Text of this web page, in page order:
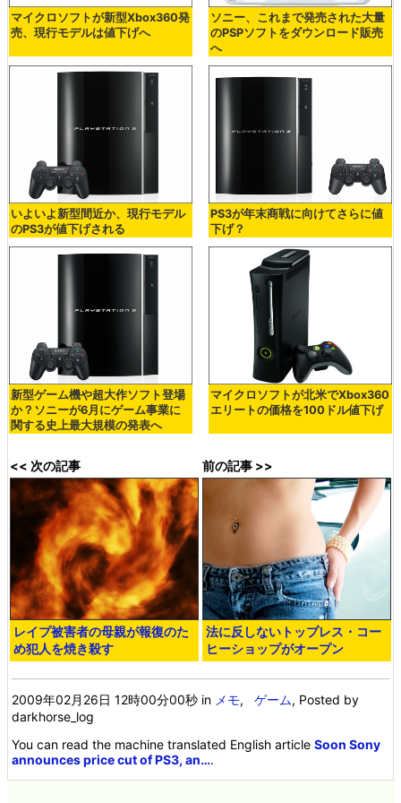
マイクロソフトが新型Xbox360発
売、現行モデルは値下げへ
ソニー、これまで発売された大量
のPSPソフトをダウンロード販売
へ
いよいよ新型間近か、現行モデル
のPS3が値下げされる
PS3が年末商戦に向けてさらに値
下げ？
新型ゲーム機や超大作ソフト登場
か？ソニーが6月にゲーム事業に
関する史上最大規模の発表へ
マイクロソフトが北米でXbox360
エリートの価格を100ドル値下げ
<< 次の記事
レイプ被害者の母親が報復のた
め犯人を焼き殺す
前の記事 >>
法に反しないトップレス・コー
ヒーショップがオープン
2009年02月26日 12時00分00秒 in メモ,ゲーム, Posted by
darkhorse_log
You can read the machine translated English articleSoon Sony
announces price cut of PS3, an….